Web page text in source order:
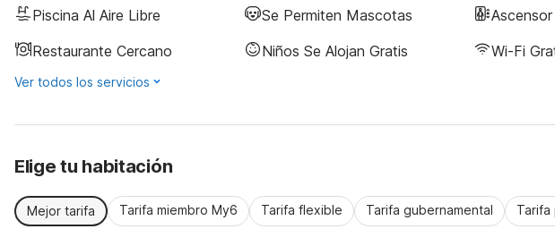
Piscina Al Aire Libre Se Permiten Mascotas
Ascensor
Restaurante Cercano
Niños Se Alojan Gratis Wi-Fi
Ver todos los servicios
Elige tu habitación
Mejor tarifa Tarifa miembro My6 Tarifa flexible Tarifa gubernamental Tarifa